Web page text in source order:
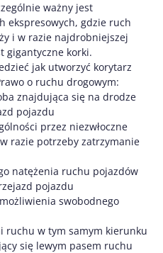
ważny jest
ekspresowych, gdzie ruch
i w razie najdrobniejszej
gigantyczne korki.
jak utworzyć korytarz
o ruchu drogowym:
znajdująca się na drodze
pojazdu
przez niezwłoczne
razie potrzeby zatrzymanie
natężenia ruchu pojazdów
pojazdu
swobodnego
ruchu w tym samym kierunku
się lewym pasem ruchu